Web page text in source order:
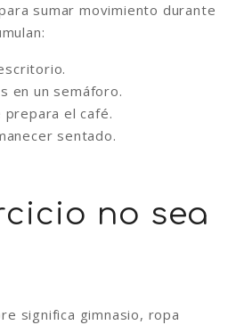
sumar movimiento durante
en un semáforo.
el café.
sentado.
no sea
significa gimnasio, ropa